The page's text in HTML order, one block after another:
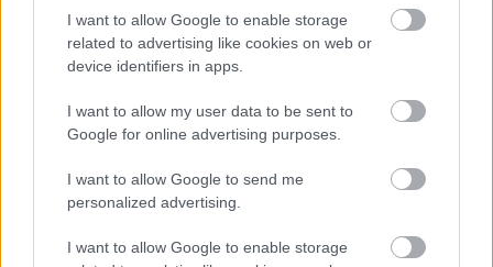
I want to allow Google to enable storage
related to advertising like cookies on web or
device identifiers in apps.
I want to allow my user data to be sent to
Google for online advertising purposes.
I want to allow Google to send me
personalized advertising.
I want to allow Google to enable storage